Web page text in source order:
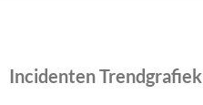
Incidenten Trendgrafiek